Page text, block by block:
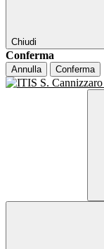
Chiudi
Conferma
Annulla Conferma